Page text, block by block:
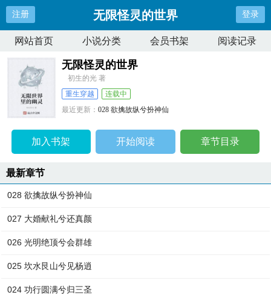
注册 无限怪灵的世界 登录
网站首页 小说分类 会员书架 阅读记录
无限怪灵的世界
初生的光 著
重生穿越
连载中
最近更新：028 欲擒故纵兮扮神仙
加入书架 开始阅读 章节目录
最新章节
028 欲擒故纵兮扮神仙
027 大婚献礼兮还真颜
026 光明绝顶兮会群雄
025 坎水艮山兮见杨逍
024 功行圆满兮归三圣